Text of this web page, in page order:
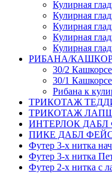
Кулирная
Кулирная
Кулирная
Кулирная
Кулирная
РИБАНА/
30/2
30/1
Рибана к
ТРИКОТАЖ
ТРИКОТАЖ
ИНТЕРЛОК ДАБЛ
ПИКЕ ДАБЛ
Футер 3-х нитка
Футер 3-х нитка
Футер 2-х нитка с